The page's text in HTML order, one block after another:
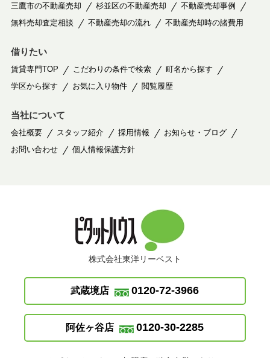
三鷹市の不動産売却
杉並区の不動産売却
不動産売却事例
無料売却査定相談
不動産売却の流れ 不動産売却時の諸費用
借りたい
賃貸専門TOP こだわりの条件で検索
町名から探す
学区から探す
お気に入り物件 閲覧履歴
当社について
会社概要 スタッフ紹介 採用情報
お知らせ・ブログ
お問い合わせ
個人情報保護方針
株式会社東洋リーベスト
武蔵境店 0120-72-3966
阿佐ヶ谷店 0120-30-2285